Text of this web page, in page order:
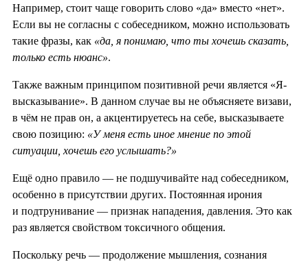
Например, стоит чаще говорить слово «да» вместо «нет».
Если вы не согласны с собеседником, можно использовать
такие фразы, как «да, я понимаю, что ты хочешь сказать,
только есть нюанс».
Также важным принципом позитивной речи является «Я-
высказывание». В данном случае вы не объясняете визави,
в чëм не прав он, а акцентируетесь на себе, высказываете
свою позицию: «У меня есть иное мнение по этой
ситуации, хочешь его услышать?»
Ещë одно правило — не подшучивайте над собеседником,
особенно в присутствии других. Постоянная ирония
и подтрунивание — признак нападения, давления. Это как
раз является свойством токсичного общения.
Поскольку речь — продолжение мышления, сознания